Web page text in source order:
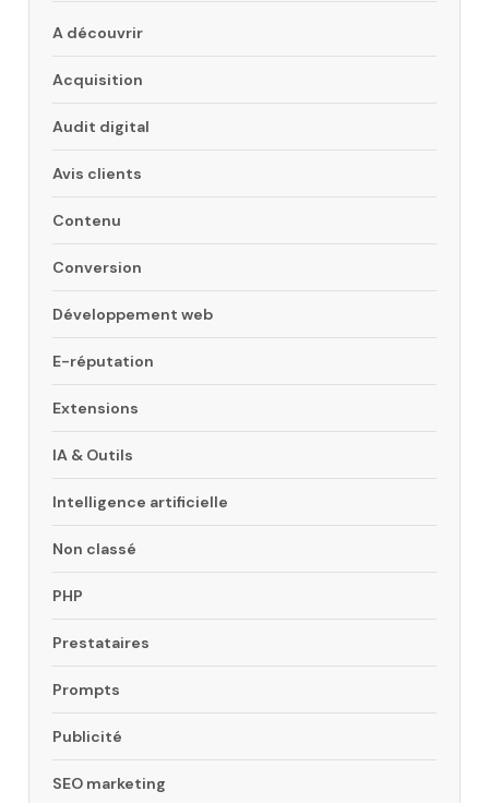
A découvrir
Acquisition
Audit digital
Avis clients
Contenu
Conversion
Développement web
E-réputation
Extensions
IA & Outils
Intelligence artificielle
Non classé
PHP
Prestataires
Prompts
Publicité
SEO marketing